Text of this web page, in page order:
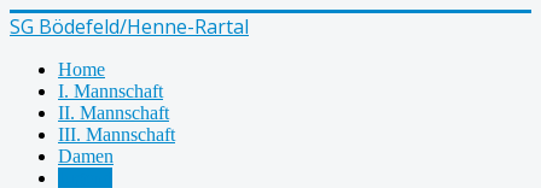
SG Bödefeld/Henne-Rartal
Home
I. Mannschaft
II. Mannschaft
III. Mannschaft
Damen